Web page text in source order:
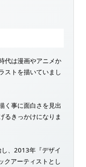
代は漫画やアニメか
ストを描いていまし
く事に面白さを見出
るきっかけになりま
、2013年『デザイ
クアーティストとし